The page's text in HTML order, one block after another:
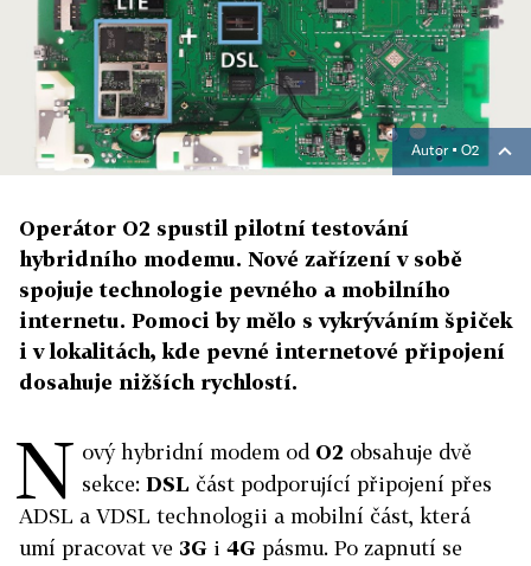
Autor ▪ O2
Operátor O2 spustil pilotní testování
hybridního modemu. Nové zařízení v sobě
spojuje technologie pevného a mobilního
internetu. Pomoci by mělo s vykrýváním špiček
i v lokalitách, kde pevné internetové připojení
dosahuje nižších rychlostí.
N ový hybridní modem od O2 obsahuje dvě
sekce: DSL část podporující připojení přes
ADSL a VDSL technologii a mobilní část, která
umí pracovat ve 3G i 4G pásmu. Po zapnutí se